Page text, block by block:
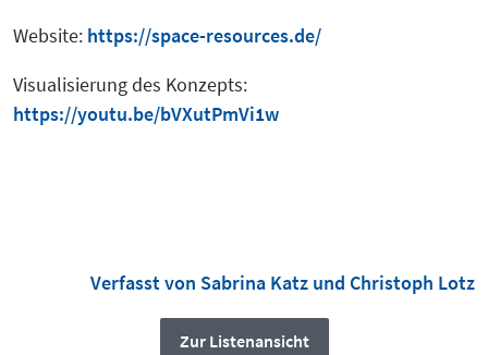
Website: https://space-resources.de/
Visualisierung des Konzepts:
https://youtu.be/bVXutPmVi1w
Verfasst von Sabrina Katz und Christoph Lotz
Zur Listenansicht